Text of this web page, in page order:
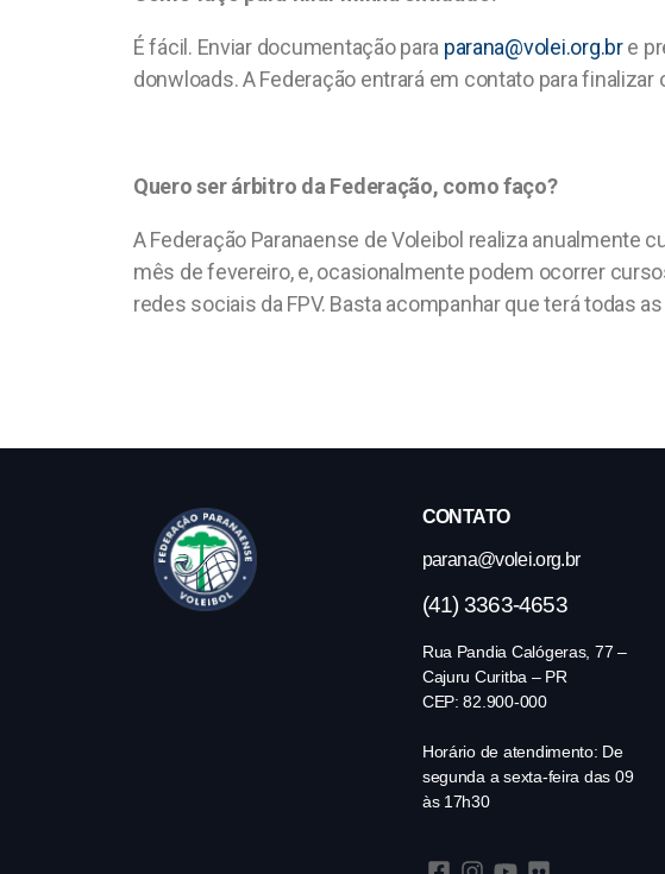
É fácil. Enviar documentação para parana@volei.org.bre
donwloads. A Federação entrará em contato para
Quero ser árbitro da Federação, como faço?
A Federação Paranaense de Voleibol realiza anualmente
mês de fevereiro, e, ocasionalmente podem ocorrer
redes sociais da FPV. Basta acompanhar que terá todas
CONTATO
parana@volei.org.br
(41) 3363-4653
Rua Pandia Calógeras, 77 –
Cajuru Curitba – PR
CEP: 82.900-000
Horário de atendimento: De
segunda a sexta-feira das 09
às 17h30